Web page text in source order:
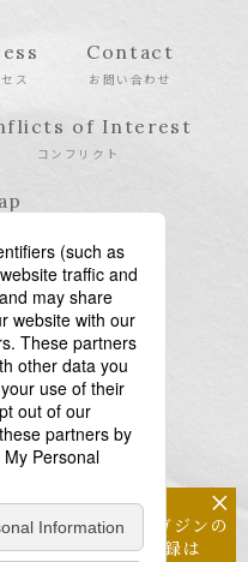
ス
Contact
お問い合わせ
of Interest
コンフリクト
1 六本木ヒルズ森タワー23
（特許・商標）
×
メールマガジンの
配信登録は